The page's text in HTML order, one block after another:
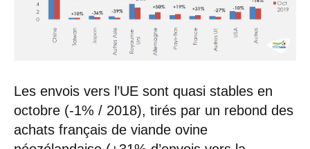
Les envois vers l’UE sont quasi stables en
octobre (-1% / 2018), tirés par un rebond des
achats français de viande ovine